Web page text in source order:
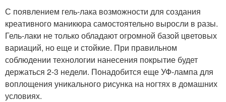
С появлением гель-лака возможности для создания
креативного маникюра самостоятельно выросли в разы.
Гель-лаки не только обладают огромной базой цветовых
вариаций, но еще и стойкие. При правильном
соблюдении технологии нанесения покрытие будет
держаться 2-3 недели. Понадобится еще УФ-лампа для
воплощения уникального рисунка на ногтях в домашних
условиях.